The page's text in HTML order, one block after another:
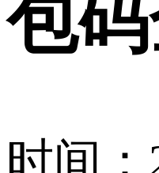
包
时间：